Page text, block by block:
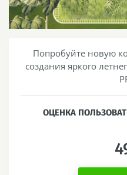
Попробуйте новую
создания яркого
ОЦЕНКА